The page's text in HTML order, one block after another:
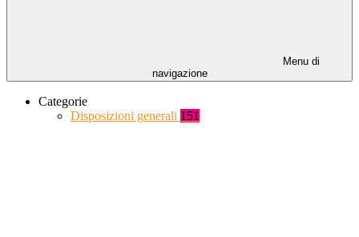
Menu di
navigazione
Categorie
Disposizioni generali 151